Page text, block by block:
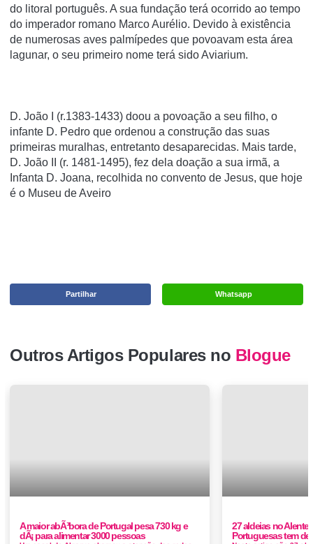
do litoral português. A sua fundação terá ocorrido ao tempo
do imperador romano Marco Aurélio. Devido à existência
de numerosas aves palmípedes que povoavam esta área
lagunar, o seu primeiro nome terá sido Aviarium.
D. João I (r.1383-1433) doou a povoação a seu filho, o
infante D. Pedro que ordenou a construção das suas
primeiras muralhas, entretanto desaparecidas. Mais tarde,
D. João II (r. 1481-1495), fez dela doação a sua irmã, a
Infanta D. Joana, recolhida no convento de Jesus, que hoje
é o Museu de Aveiro
Whatsapp
Partilhar
Outros Artigos Populares no Blogue
A maior abÃ³bora de Portugal pesa 730 kg e
dÃ¡ para alimentar 3000 pessoas
27 aldeias no
Portuguesas tem de